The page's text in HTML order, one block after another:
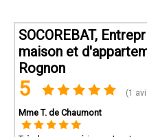
SOCOREBAT,
maison et
Rognon
5 (1
Mme T. de Chaumont